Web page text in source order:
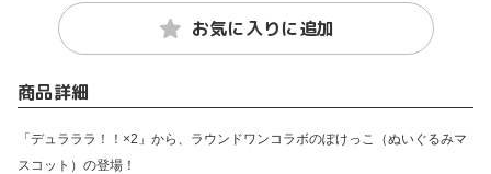
お気に入りに追加
商品詳細
「デュラララ！！×2」から、ラウンドワンコラボのぽけっこ（ぬいぐるみマ
スコット）の登場！